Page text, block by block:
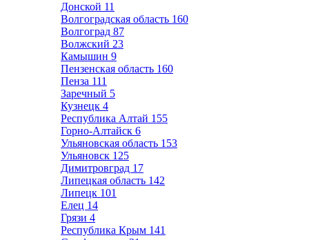
Донской 11
Волгоградская область 160
Волгоград 87
Волжский 23
Камышин 9
Пензенская область 160
Пенза 111
Заречный 5
Кузнецк 4
Республика Алтай 155
Горно-Алтайск 6
Ульяновская область 153
Ульяновск 125
Димитровград 17
Липецкая область 142
Липецк 101
Елец 14
Грязи 4
Республика Крым 141